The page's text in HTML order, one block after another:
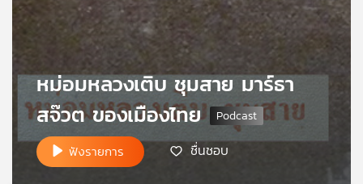
เครือ
ข่าย
วิทยุ
เอส
หม่อมหลวงเติบ ชุมสาย มาร์ธา
สจ๊วต ของเมืองไทย
ฟังรายการ ชื่นชอบ